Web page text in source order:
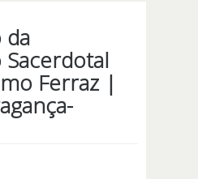
da
Ferraz |